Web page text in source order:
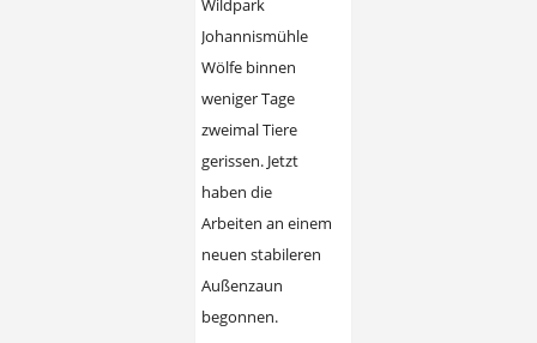
Wildpark
Johannismühle
Wölfe binnen
weniger Tage
zweimal Tiere
gerissen. Jetzt
haben die
Arbeiten an einem
neuen stabileren
Außenzaun
begonnen.